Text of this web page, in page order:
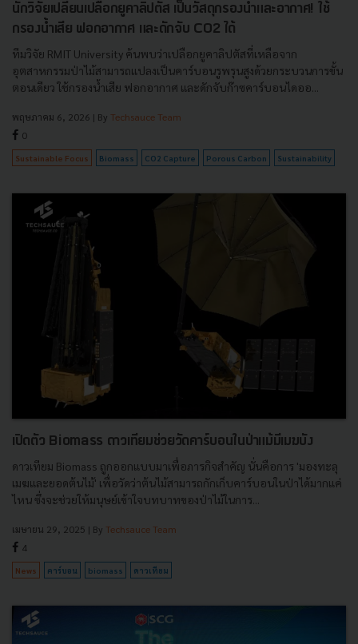
นักวิจัยเปลี่ยนเปลือกยูคาลิปตัส เป็นวัสดุกรองน้ำและอากาศ! ใช้
กรองน้ำเสีย ฟอกอากาศ และดักจับ CO2 ได้
ทีมวิจัย RMIT University ค้นพบว่าเปลือกยูคาลิปตัสที่เหลือจาก
อุตสาหกรรมป่าไม้สามารถแปลงเป็นคาร์บอนรูพรุนสูงด้วยกระบวนการขั้น
ตอนเดียว ใช้กรองน้ำเสีย ฟอกอากาศ และดักจับก๊าซคาร์บอนไดออ...
พฤษภาคม 6, 2026 | By Techsauce Team
0
Sustainable Focus Biomass CO2 Capture Porous Carbon Sustainability
เปิดตัว Biomass ดาวเทียมช่วยวัดคาร์บอนในป่าแม้มีเมฆบัง
ดาวเทียม Biomass ถูกออกแบบมาเพื่อภารกิจสำคัญ นั่นคือการ 'มองทะลุ
เมฆและยอดต้นไม้' เพื่อวัดว่าต้นไม้สามารถกักเก็บคาร์บอนในป่าได้มากแค่
ไหน ซึ่งจะช่วยให้มนุษย์เข้าใจบทบาทของป่าไม้ในการ...
เมษายน 29, 2025 | By Techsauce Team
4
News คาร์บอน biomass ดาวเทียม